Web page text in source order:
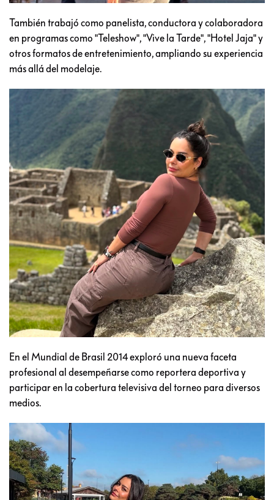
También trabajó como panelista, conductora y colaboradora
en programas como "Teleshow", "Vive la Tarde", "Hotel Jaja" y
otros formatos de entretenimiento, ampliando su experiencia
más allá del modelaje.
En el Mundial de Brasil 2014 exploró una nueva faceta
profesional al desempeñarse como reportera deportiva y
participar en la cobertura televisiva del torneo para diversos
medios.